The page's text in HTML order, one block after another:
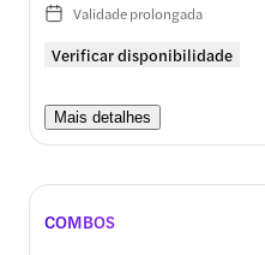
Verificar disponibilidade
Validade prolongada
Mais detalhes
COMBOS